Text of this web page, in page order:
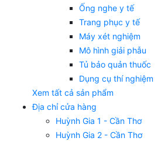
Ống nghe y tế
Trang phục y tế
Máy xét nghiệm
Mô hình giải phẫu
Tủ bảo quản thuốc
Dụng cụ thí nghiệm
Xem tất cả sản phẩm
Địa chỉ cửa hàng
Huỳnh Gia 1 - Cần Thơ
Huỳnh Gia 2 - Cần Thơ